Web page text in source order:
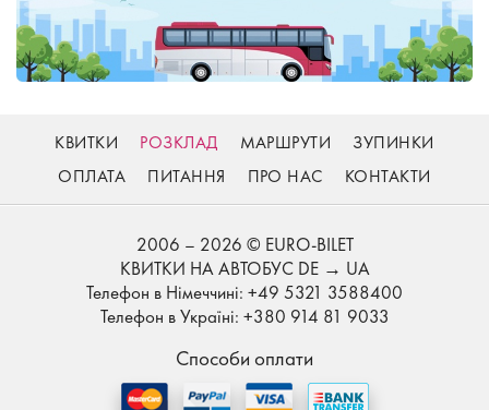
КВИТКИ РОЗКЛАД МАРШРУТИ
ЗУПИНКИ
ОПЛАТА
ПИТАННЯ ПРО НАС КОНТАКТИ
2006 – 2026 © EURO-BILET
КВИТКИ НА АВТОБУС DE → UA
Телефон в Німеччині: +49 5321 3588400
Телефон в Україні: +380 914 81 9033
Способи оплати